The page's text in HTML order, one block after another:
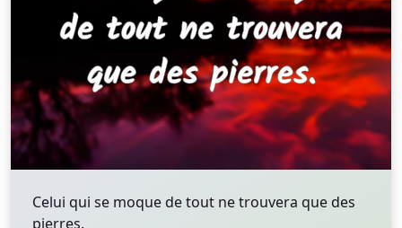
Celui qui se moque de tout ne trouvera que des
pierres.